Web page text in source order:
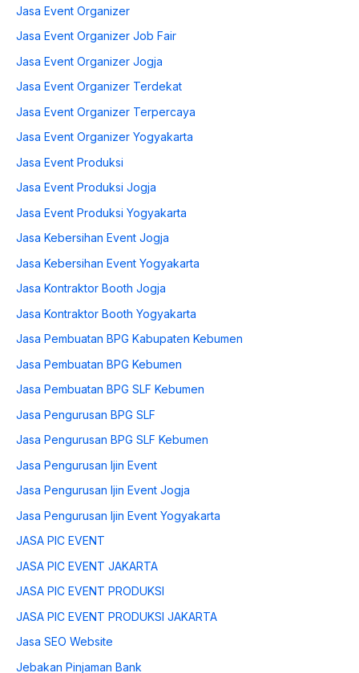
Jasa Event Organizer
Jasa Event Organizer Job Fair
Jasa Event Organizer Jogja
Jasa Event Organizer Terdekat
Jasa Event Organizer Terpercaya
Jasa Event Organizer Yogyakarta
Jasa Event Produksi
Jasa Event Produksi Jogja
Jasa Event Produksi Yogyakarta
Jasa Kebersihan Event Jogja
Jasa Kebersihan Event Yogyakarta
Jasa Kontraktor Booth Jogja
Jasa Kontraktor Booth Yogyakarta
Jasa Pembuatan BPG Kabupaten Kebumen
Jasa Pembuatan BPG Kebumen
Jasa Pembuatan BPG SLF Kebumen
Jasa Pengurusan BPG SLF
Jasa Pengurusan BPG SLF Kebumen
Jasa Pengurusan Ijin Event
Jasa Pengurusan Ijin Event Jogja
Jasa Pengurusan Ijin Event Yogyakarta
JASA PIC EVENT
JASA PIC EVENT JAKARTA
JASA PIC EVENT PRODUKSI
JASA PIC EVENT PRODUKSI JAKARTA
Jasa SEO Website
Jebakan Pinjaman Bank